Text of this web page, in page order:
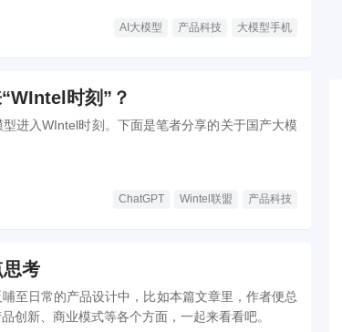
AI大模型 产品科技 大模型手机
时刻”？
进入WIntel时刻。下面是笔者分享的关于国产大模
ChatGPT Wintel联盟 产品科技
考
至日常的产品设计中，比如本篇文章里，作者便总
创新、商业模式等各个方面，一起来看看吧。